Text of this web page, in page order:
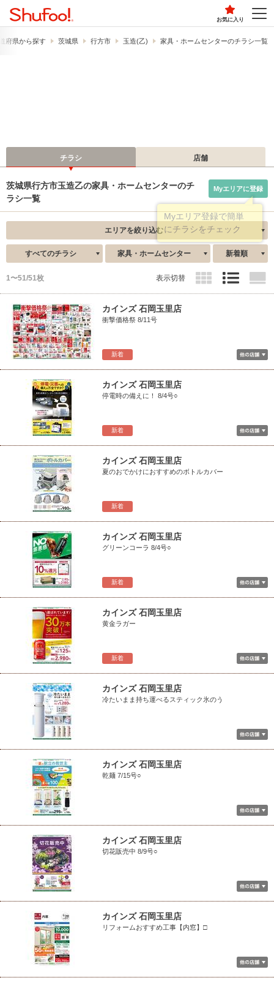
お気に入り
府県から探す 茨城県 行方市 玉造(乙) 家具・ホームセンターのチラシ一覧
チラシ 店舗
茨城県行方市玉造乙の家具・ホームセンターのチ
ラシ一覧
Myエリアに登録
エリアを絞り込む
すべてのチラシ 家具・ホームセンター 新着順
1〜51/51枚 表示切替
新着
カインズ 石岡玉里店
衝撃価格祭 8/11号
新着
カインズ 石岡玉里店
停電時の備えに！ 8/4号○
新着
カインズ 石岡玉里店
夏のおでかけにおすすめのボトルカバー
新着
カインズ 石岡玉里店
グリーンコーラ 8/4号○
新着
カインズ 石岡玉里店
黄金ラガー
カインズ 石岡玉里店
冷たいまま持ち運べるスティック氷のう
カインズ 石岡玉里店
乾麺 7/15号○
カインズ 石岡玉里店
切花販売中 8/9号○
カインズ 石岡玉里店
リフォームおすすめ工事【内窓】□